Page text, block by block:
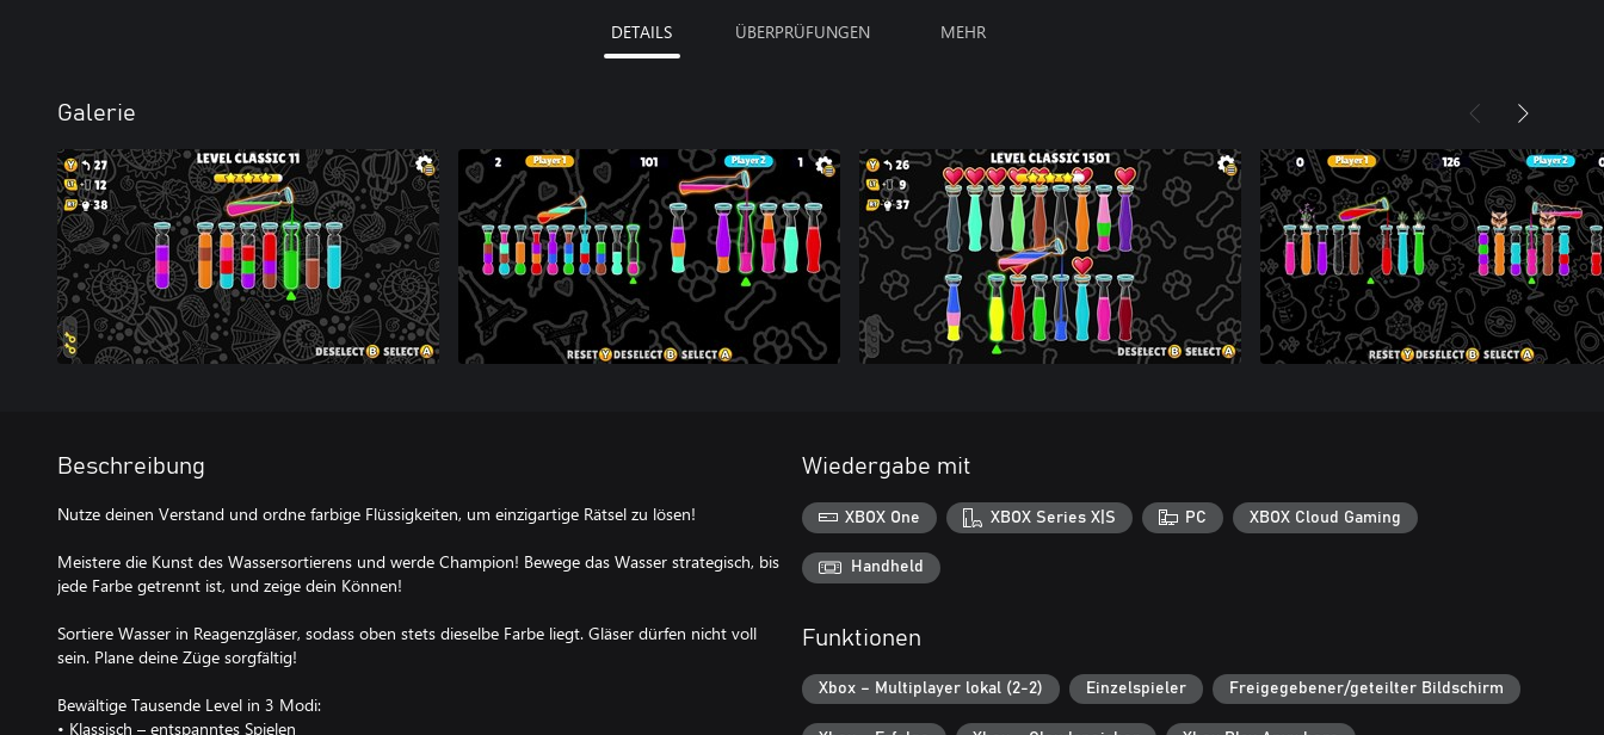
DETAILS ÜBERPRÜFUNGEN MEHR
Galerie
Beschreibung
Nutze deinen Verstand und ordne farbige Flüssigkeiten, um einzigartige Rätsel zu lösen!
Meistere die Kunst des Wassersortierens und werde Champion! Bewege das Wasser strategisch, bis
jede Farbe getrennt ist, und zeige dein Können!
Sortiere Wasser in Reagenzgläser, sodass oben stets dieselbe Farbe liegt. Gläser dürfen nicht voll
sein. Plane deine Züge sorgfältig!
Bewältige Tausende Level in 3 Modi:
• Klassisch – entspanntes Spielen
Wiedergabe mit
XBOX One XBOX Series X|S PC XBOX Cloud Gaming
Handheld
Funktionen
Xbox – Multiplayer lokal (2-2) Einzelspieler Freigegebener/geteilter Bildschirm